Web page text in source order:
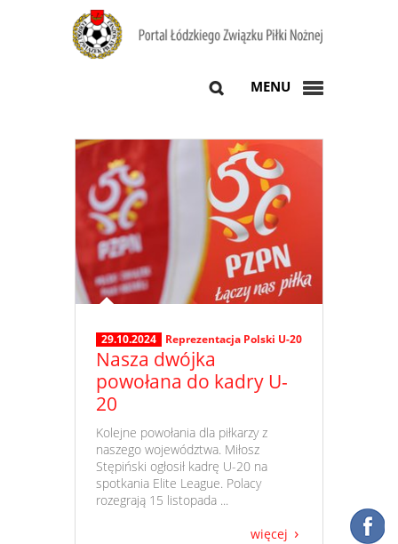
MENU
29.10.2024 Reprezentacja Polski U-20
Nasza dwójka
powołana do kadry U-
20
​ Kolejne powołania dla piłkarzy z
naszego województwa. Miłosz
Stępiński ogłosił kadrę U-20 na
spotkania Elite League. Polacy
rozegrają 15 listopada ...
więcej